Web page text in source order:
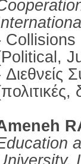
Collisions
Διεθνείς